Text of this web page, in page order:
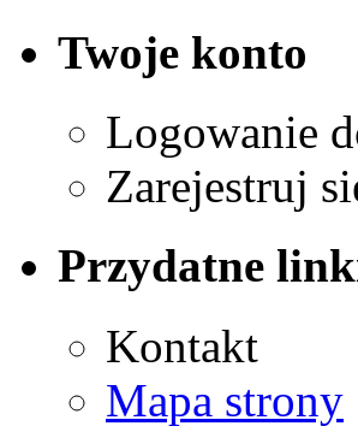
Twoje konto
Logowanie
Zarejestruj
Przydatne
Kontakt
Mapa strony